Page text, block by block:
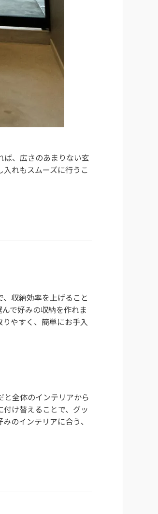
ば、広さのあまりない玄
れもスムーズに行うこ
収納効率を上げること
で好みの収納を作れま
やすく、簡単にお手入
と全体のインテリアから
け替えることで、グッ
のインテリアに合う、